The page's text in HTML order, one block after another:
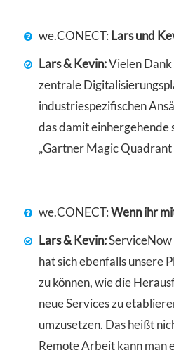
we.CONECT: Lars und
Lars & Kevin:Vielen Dank
zentrale
industriespezifischen
das damit einhergehende
„Gartner Magic
we.CONECT:Wenn ihr
Lars & Kevin:
hat sich ebenfalls unsere
zu können, wie die
neue Services zu
umzusetzen. Das heißt
Remote Arbeit kann man